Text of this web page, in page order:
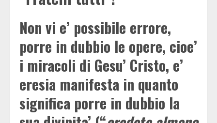
Non vi e’ possibile errore,
porre in dubbio le opere, cioe’
i miracoli di Gesu’ Cristo, e’
eresia manifesta in quanto
significa porre in dubbio la